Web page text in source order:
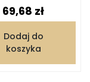
Cena
69,68 zł
Dodaj do
koszyka